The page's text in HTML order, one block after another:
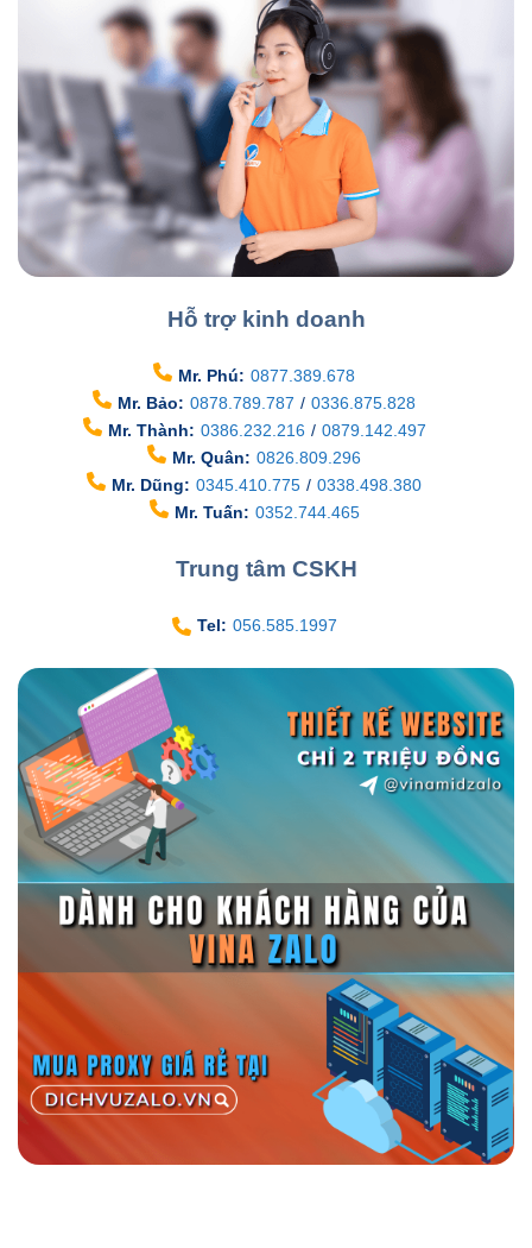
Hỗ trợ kinh doanh
Mr. Phú: 0877.389.678
Mr. Bảo: 0878.789.787 / 0336.875.828
Mr. Thành: 0386.232.216 / 0879.142.497
Mr. Quân: 0826.809.296
Mr. Dũng: 0345.410.775 / 0338.498.380
Mr. Tuấn: 0352.744.465
Trung tâm CSKH
Tel: 056.585.1997